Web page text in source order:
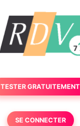
TESTER GRATUITEMENT
SE CONNECTER